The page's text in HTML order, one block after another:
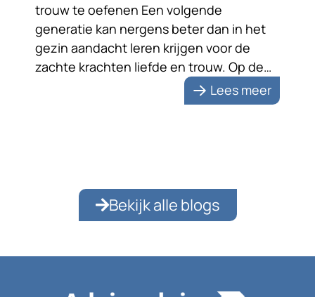
trouw te oefenen Een volgende
generatie kan nergens beter dan in het
gezin aandacht leren krijgen voor de
zachte krachten liefde en trouw. Op de
foto staan ze liefdevol naar elkaar
toegewend. Na zeventig jaar huwelijk zijn
Lees meer
Bekijk alle blogs